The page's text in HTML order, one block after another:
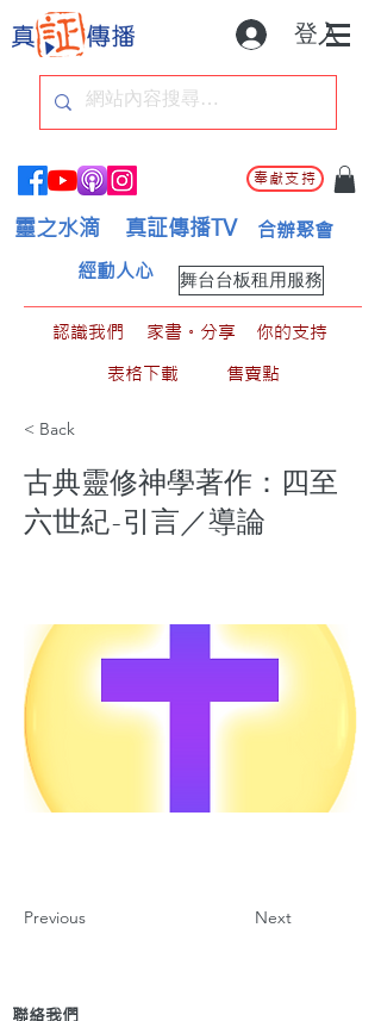
登入
奉獻支持
靈之水滴 真証傳播TV 合辦聚會
舞台台板租用服務
經動人心
認識我們 家書。分享
你的支持
表格下載
售賣點
< Back
古典靈修神學著作：四至
六世紀-引言／導論
Previous Next
聯絡我們